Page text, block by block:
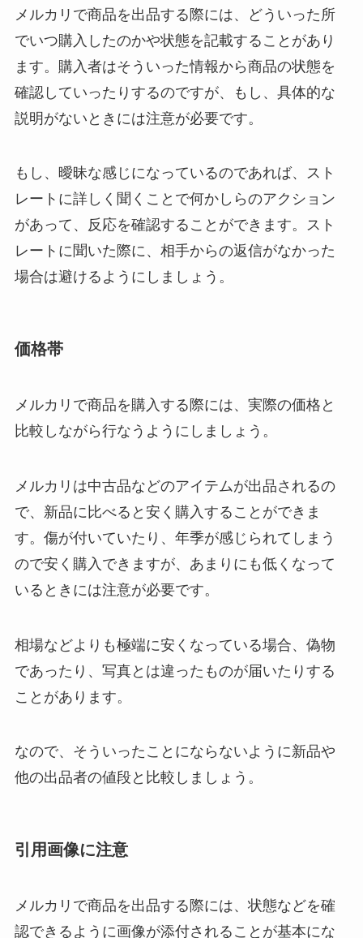
メルカリで商品を出品する際には、どういった所
でいつ購入したのかや状態を記載することがあり
ます。購入者はそういった情報から商品の状態を
確認していったりするのですが、もし、具体的な
説明がないときには注意が必要です。
もし、曖昧な感じになっているのであれば、スト
レートに詳しく聞くことで何かしらのアクション
があって、反応を確認することができます。スト
レートに聞いた際に、相手からの返信がなかった
場合は避けるようにしましょう。
価格帯
メルカリで商品を購入する際には、実際の価格と
比較しながら行なうようにしましょう。
メルカリは中古品などのアイテムが出品されるの
で、新品に比べると安く購入することができま
す。傷が付いていたり、年季が感じられてしまう
ので安く購入できますが、あまりにも低くなって
いるときには注意が必要です。
相場などよりも極端に安くなっている場合、偽物
であったり、写真とは違ったものが届いたりする
ことがあります。
なので、そういったことにならないように新品や
他の出品者の値段と比較しましょう。
引用画像に注意
メルカリで商品を出品する際には、状態などを確
認できるように画像が添付されることが基本にな